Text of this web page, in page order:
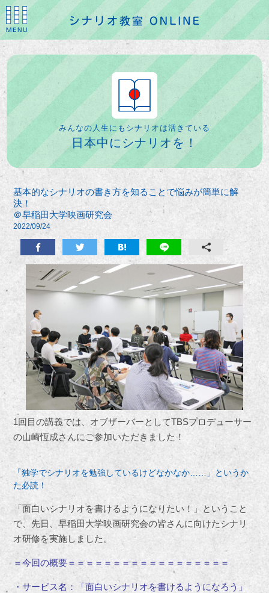
みんなの人生にもシナリオは活きている
日本中にシナリオを！
基本的なシナリオの書き方を知ることで悩みが簡単に解
決！
＠早稲田大学映画研究会
2022/09/24
1回目の講義では、オブザーバーとしてTBSプロデューサー
の山崎恆成さんにご参加いただきました！
「独学でシナリオを勉強しているけどなかなか……」というか
た必読！
「面白いシナリオを書けるようになりたい！」ということ
で、先日、早稲田大学映画研究会の皆さんに向けたシナリ
オ研修を実施しました。
＝今回の概要＝＝＝＝＝＝＝＝＝＝＝＝＝＝＝＝＝＝
・サービス名：「面白いシナリオを書けるようになろう」